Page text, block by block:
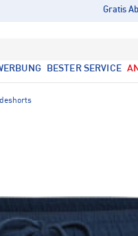
Gratis
BESTER SERVICE